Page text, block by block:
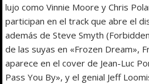
lujo como Vinnie Moore y Chris
participan en el track que abre el
además de Steve Smyth
de las suyas en «Frozen Dream»,
aparece en el cover de Jean-Luc
Pass You By», y el genial Jeff